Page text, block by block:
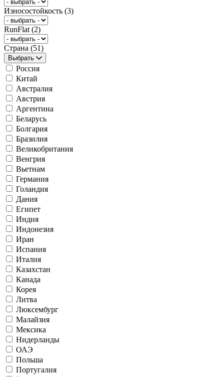
Износостойкость (3)
RunFlat (2)
Страна (51)
Выбрать
Россия
Китай
Австралия
Австрия
Аргентина
Беларусь
Болгария
Бразилия
Великобритания
Венгрия
Вьетнам
Германия
Голандия
Дания
Египет
Индия
Индонезия
Иран
Испания
Италия
Казахстан
Канада
Корея
Литва
Люксембург
Малайзия
Мексика
Нидерланды
ОАЭ
Польша
Португалия